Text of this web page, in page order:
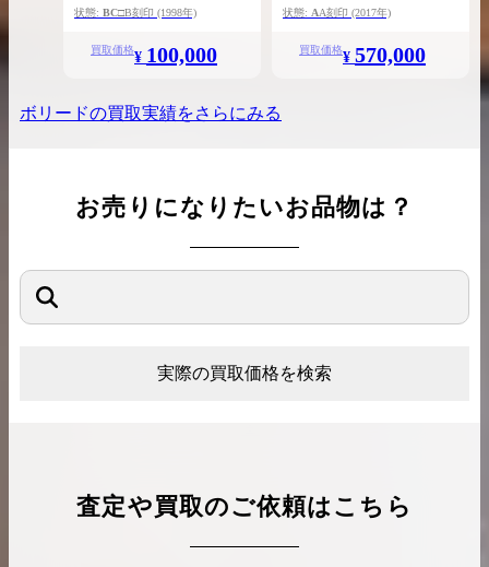
ールド金具
状態: BC□B刻印 (1998年)
買取価格¥ 100,000
バー金具
状態: AA刻印 (2017年)
買取価格¥ 570,000
ボリードの買取実績をさらにみる
お売りになりたいお品物は？
実際の買取価格を検索
査定や買取のご依頼はこちら